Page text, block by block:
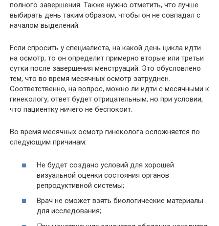
полного завершения. Также нужно отметить, что лучше
выбирать день таким образом, чтобы он не совпадал с
началом выделений.
Если спросить у специалиста, на какой день цикла идти
на осмотр, то он определит примерно вторые или третьи
сутки после завершения менструаций. Это обусловлено
тем, что во время месячных осмотр затруднен.
Соответственно, на вопрос, можно ли идти с месячными к
гинекологу, ответ будет отрицательным, но при условии,
что пациентку ничего не беспокоит.
Во время месячных осмотр гинеколога осложняется по
следующим причинам:
Не будет создано условий для хорошей
визуальной оценки состояния органов
репродуктивной системы;
Врач не сможет взять биологические материалы
для исследования;